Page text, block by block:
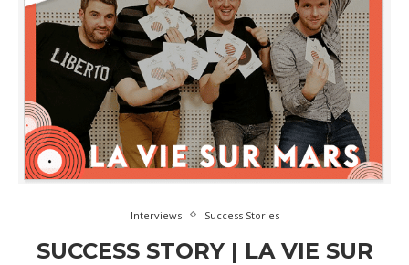
Interviews Success Stories
SUCCESS STORY | LA VIE SUR